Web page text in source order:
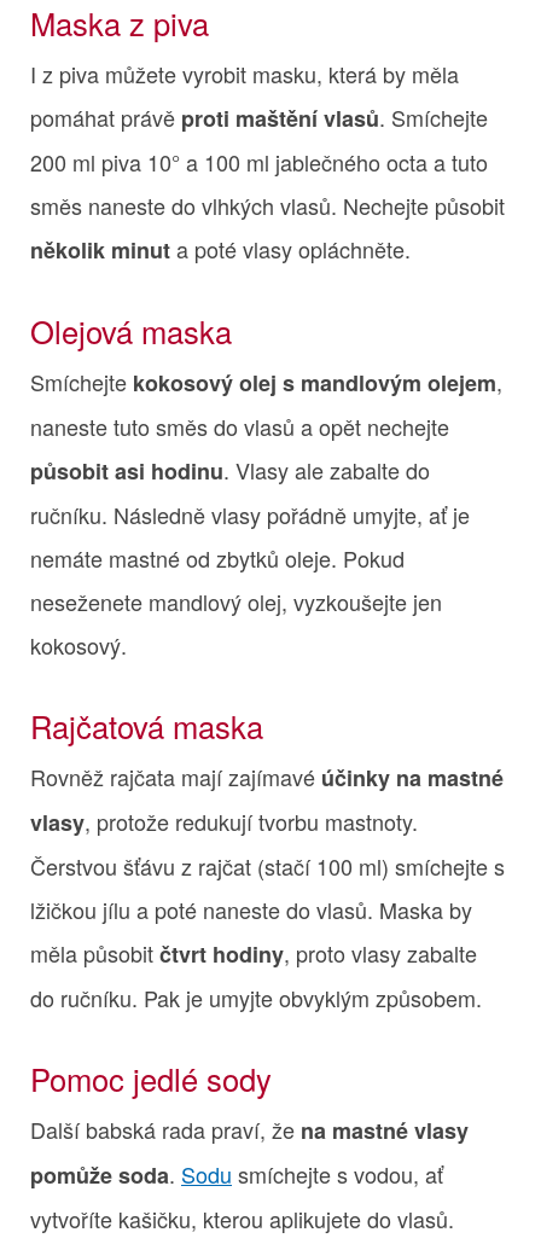
Maska z piva
I z piva můžete vyrobit masku, která by měla
pomáhat právě proti maštění vlasů. Smíchejte
200 ml piva 10° a 100 ml jablečného octa a tuto
směs naneste do vlhkých vlasů. Nechejte působit
několik minuta poté vlasy opláchněte.
Olejová maska
Smíchejte kokosový olej s mandlovým olejem,
naneste tuto směs do vlasů a opět nechejte
působit asi hodinu. Vlasy ale zabalte do
ručníku. Následně vlasy pořádně umyjte, ať je
nemáte mastné od zbytků oleje. Pokud
neseženete mandlový olej, vyzkoušejte jen
kokosový.
Rajčatová maska
Rovněž rajčata mají zajímavé účinky na mastné
vlasy, protože redukují tvorbu mastnoty.
Čerstvou šťávu z rajčat (stačí 100 ml) smíchejte s
lžičkou jílu a poté naneste do vlasů. Maska by
měla působitčtvrt hodiny, proto vlasy zabalte
do ručníku. Pak je umyjte obvyklým způsobem.
Pomoc jedlé sody
Další babská rada praví, že na mastné vlasy
pomůže soda. Sodu smíchejte s vodou, ať
vytvoříte kašičku, kterou aplikujete do vlasů.